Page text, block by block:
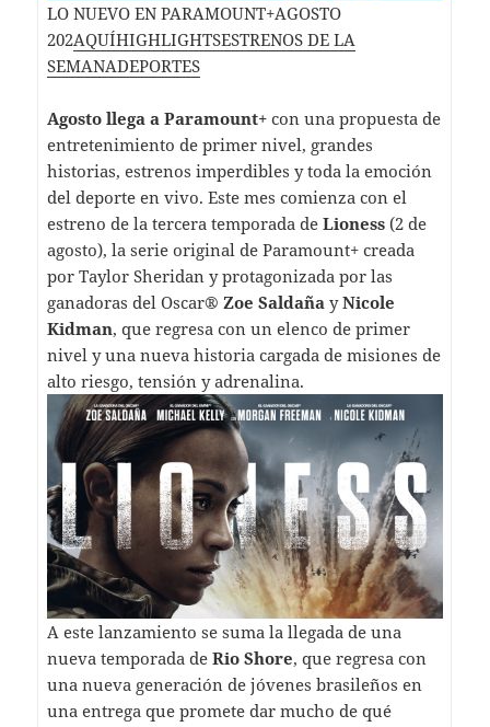
LO NUEVO EN PARAMOUNT+AGOSTO
202AQUÍHIGHLIGHTSESTRENOS DE LA
SEMANADEPORTES
Agosto llega a Paramount+ con una propuesta de
entretenimiento de primer nivel, grandes
historias, estrenos imperdibles y toda la emoción
del deporte en vivo. Este mes comienza con el
estreno de la tercera temporada de Lioness(2 de
agosto), la serie original de Paramount+ creada
por Taylor Sheridan y protagonizada por las
ganadoras del Oscar® Zoe Saldaña yNicole
Kidman, que regresa con un elenco de primer
nivel y una nueva historia cargada de misiones de
alto riesgo, tensión y adrenalina.
A este lanzamiento se suma la llegada de una
nueva temporada de Rio Shore, que regresa con
una nueva generación de jóvenes brasileños en
una entrega que promete dar mucho de qué